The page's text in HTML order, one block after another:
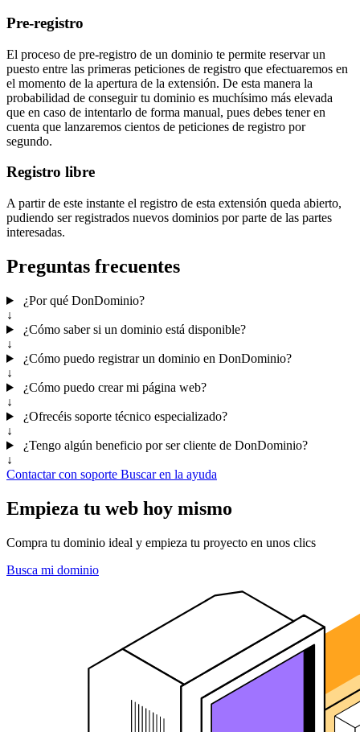
Pre-registro
El proceso de pre-registro de un dominio te permite reservar un
puesto entre las primeras peticiones de registro que efectuaremos en
el momento de la apertura de la extensión. De esta manera la
probabilidad de conseguir tu dominio es muchísimo más elevada
que en caso de intentarlo de forma manual, pues debes tener en
cuenta que lanzaremos cientos de peticiones de registro por
segundo.
Registro libre
A partir de este instante el registro de esta extensión queda abierto,
pudiendo ser registrados nuevos dominios por parte de las partes
interesadas.
Preguntas frecuentes
¿Por qué DonDominio?
↓
¿Cómo saber si un dominio está disponible?
↓
¿Cómo puedo registrar un dominio en DonDominio?
↓
¿Cómo puedo crear mi página web?
↓
¿Ofrecéis soporte técnico especializado?
↓
¿Tengo algún beneficio por ser cliente de DonDominio?
↓
Contactar con soporte Buscar en la ayuda
Empieza tu web hoy mismo
Compra tu dominio ideal y empieza tu proyecto en unos clics
Busca mi dominio